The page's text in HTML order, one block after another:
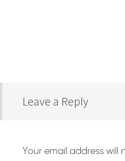
Leave a Reply
Your email address will